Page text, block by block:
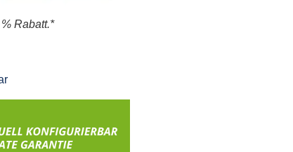
Rabatt.*